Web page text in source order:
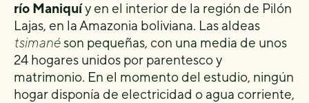
río Maniquíy en el interior de la región de Pilón
Lajas, en la Amazonia boliviana. Las aldeas
tsimanéson pequeñas, con una media de unos
24 hogares unidos por parentesco y
matrimonio. En el momento del estudio, ningún
hogar disponía de electricidad o agua corriente,